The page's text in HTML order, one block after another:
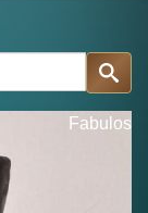
Fabulos